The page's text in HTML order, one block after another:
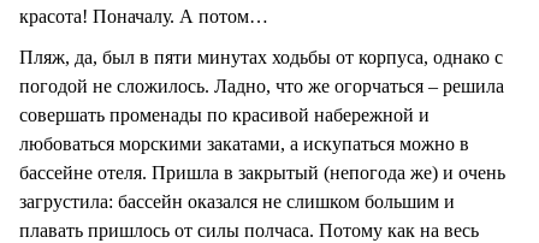
красота! Поначалу. А потом…
Пляж, да, был в пяти минутах ходьбы от корпуса, однако с
погодой не сложилось. Ладно, что же огорчаться – решила
совершать променады по красивой набережной и
любоваться морскими закатами, а искупаться можно в
бассейне отеля. Пришла в закрытый (непогода же) и очень
загрустила: бассейн оказался не слишком большим и
плавать пришлось от силы полчаса. Потому как на весь